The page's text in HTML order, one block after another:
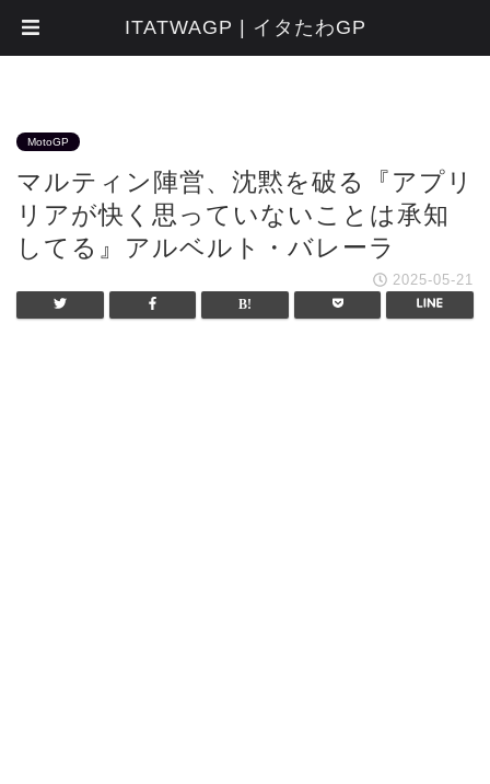
MotoGP
マルティン陣営、沈黙を破る『アプリ
リアが快く思っていないことは承知
してる』アルベルト・バレーラ
2025-05-21
ITATWAGP | イタたわGP